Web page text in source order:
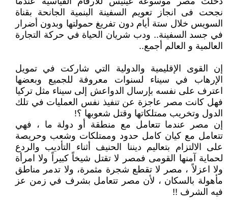
نجحت فى انجاز تعويم السفينة البنمية الجانحة بقناة
السويس خلال ستة أيام دون تفريغ حمولتها وبدون أضرار
في جسد السفينة.. ودب شريان الحياة في حركة التجارة
العالمية و العالم أجمع..
إن القوى الإقليمية والدولية التي شاركت في تمويل
الإرهاب في سيناء لسنوات معروفة للجميع وبعضها
اعترف على نفسه بإرسال الدواعش إلى سيناء مثل تركيا
فهل كانت مصر عاجزة عن تنفيذ نفس العمليات في تلك
الدول وتخريب ممتلكاتها وقتل شعوبها ؟!
إن مصر عندما تتعامل مع منطقة أو دولة ما ، فهي
تتعامل مع كيان كامل حدود وممتلكات وشعب وحريصة
على الالتزام بتعاليم ديننا الحنيف أثناء التأديب والردع
لحماية آمنها القومى فمصر لا تقتل شيخاً كبيراً ولا امرأة
ولا اعزلاً ، مصر لا تقطع شجرة مثمرة، ولا تدمر مناطق
مأهولة بالسكان ، لأن مصر تتعامل بشرف في زمن عز
فيه الشرف !!